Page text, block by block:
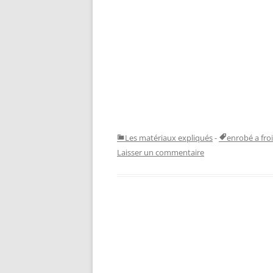
Les matériaux expliqués- enrobé a
Laisser un commentaire